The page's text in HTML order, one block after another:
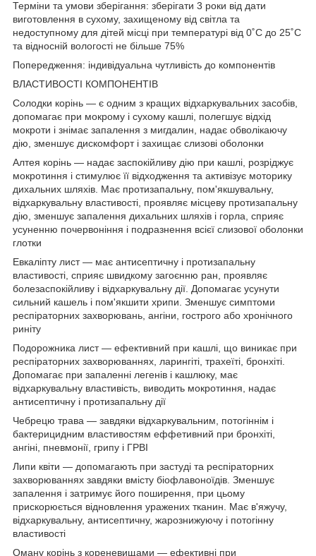
Терміни та умови зберігання: зберігати 3 роки від дати
виготовлення в сухому, захищеному від світла та
недоступному для дітей місці при температурі від 0˚С до 25˚С
та відносній вологості не більше 75%
Попередження: індивідуальна чутливість до компонентів
ВЛАСТИВОСТІ КОМПОНЕНТІВ
Солодки корінь — є одним з кращих відхаркувальних засобів,
допомагає при мокрому і сухому кашлі, полегшує відхід
мокроти і знімає запалення з мигдалин, надає обволікаючу
дію, зменшує дискомфорт і захищає слизові оболонки
Алтея корінь — надає заспокійливу дію при кашлі, розріджує
мокротиння і стимулює її відходження та активізує моторику
дихальних шляхів. Має протизапальну, пом'якшувальну,
відхаркувальну властивості, проявляє місцеву протизапальну
дію, зменшує запалення дихальних шляхів і горла, сприяє
усуненню почервоніння і подразнення всієї слизової оболонки
глотки
Евкаліпту лист — має антисептичну і протизапальну
властивості, сприяє швидкому загоєнню ран, проявляє
болезаспокійливу і відхаркувальну дії. Допомагає усунути
сильний кашель і пом'якшити хрипи. Зменшує симптоми
респіраторних захворювань, ангіни, гострого або хронічного
риніту
Подорожника лист — ефективний при кашлі, що виникає при
респіраторних захворюваннях, ларингіті, трахеїті, бронхіті.
Допомагає при запаленні легенів і кашлюку, має
відхаркувальну властивість, виводить мокротиння, надає
антисептичну і протизапальну дії
Чебрецю трава — завдяки відхаркувальним, потогіннім і
бактерицидним властивостям еффетивний при бронхіті,
ангіні, пневмонії, грипу і ГРВІ
Липи квіти — допомагають при застуді та респіраторних
захворюваннях завдяки вмісту біофлавоноїдів. Зменшує
запалення і затримує його поширення, при цьому
прискорюється відновлення уражених тканин. Має в'яжучу,
відхаркувальну, антисептичну, жарознижуючу і потогінну
властивості
Оману корінь з кореневищами — ефективні при